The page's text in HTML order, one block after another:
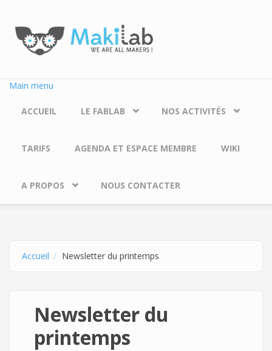
Main menu
ACCUEIL LE FABLAB NOS ACTIVITÉS
TARIFS AGENDA ET ESPACE MEMBRE WIKI
A PROPOS NOUS CONTACTER
Accueil Newsletter du printemps
Newsletter du
printemps